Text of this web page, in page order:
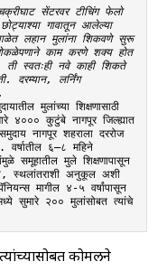
सेंटरवर टीचिंग फेलो
गावातून आलेल्या
लहान मुलांना शिकवणे सुरू
काम करणे शक्य होत
स्वतःही नवे काही शिकते
लर्निंग
मुलांच्या शिक्षणासाठी
४००० कुटुंबे नागपूर जिल्ह्यात
नागपूर शहराला दररोज
६–८ महिने
समूहातील मुले शिक्षणापासून
स्थलांतराशी अनुकूल अशी
मागील ४-५ वर्षांपासून
सुमारे २०० मुलांसोबत त्यांचे
कोमलने